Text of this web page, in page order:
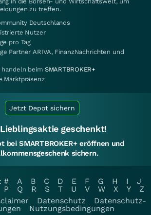
zu treffen.
Deutschlands
Nutzer
pro Tag
Partner ARIVA, FinanzNachrichten und
handeln beim SMARTBROKER+
Marktpräsenz
Jetzt Depot sichern
geschenkt!
bei SMARTBROKER+ eröffnen und
sichern.
# A B C D E F G H I
J
P Q R S T U V W X Y
Z
Datenschutz
Datenschutz-
Nutzungsbedingungen